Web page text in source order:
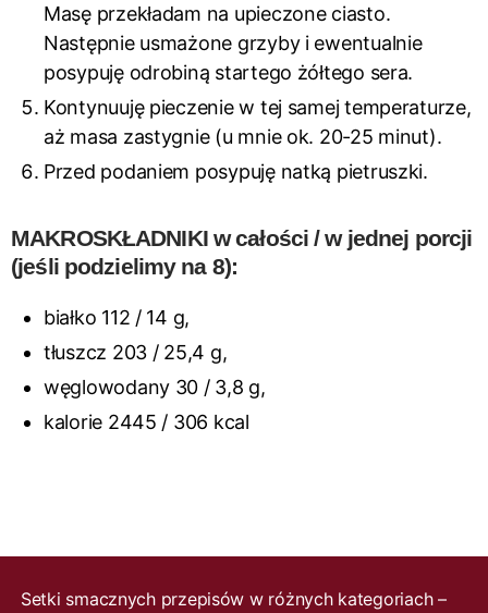
Masę przekładam na upieczone ciasto.
Następnie usmażone grzyby i ewentualnie
posypuję odrobiną startego żółtego sera.
Kontynuuję pieczenie w tej samej temperaturze,
aż masa zastygnie (u mnie ok. 20-25 minut).
Przed podaniem posypuję natką pietruszki.
MAKROSKŁADNIKI w całości / w jednej porcji
(jeśli podzielimy na 8):
białko 112 / 14 g,
tłuszcz 203 / 25,4 g,
węglowodany 30 / 3,8 g,
kalorie 2445 / 306 kcal
Setki smacznych przepisów w różnych kategoriach –